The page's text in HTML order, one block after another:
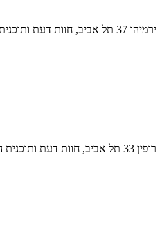
ירמיהו 37 תל אביב, חוות דעת ותוכנית הידרולוגית לניהול מי נגר
רופין 33 תל אביב, חוות דעת ותוכנית הידרולוגית לניהול מי נגר